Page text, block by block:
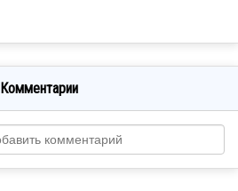
Комментарии